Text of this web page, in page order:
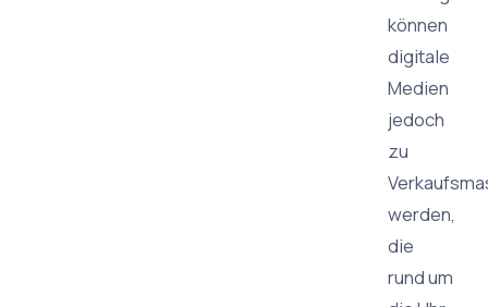
können
digitale
Medien
jedoch
zu
werden,
die
rund um